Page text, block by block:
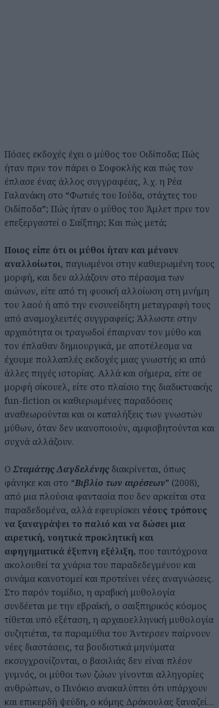
Πόσες εκδοχές έχει ο μύθος του Οιδίποδα; Πώς
ήταν πριν τον πάρει ο Σοφοκλής και πώς τον
έπλασε ένας άλλος συγγραφέας, λ.χ. η Ρέα
Γαλανάκη στο “Φωτιές του Ιούδα, στάχτες του
Οιδίποδα”; Πώς ήταν ο μύθος του Άμλετ πριν τον
επεξεργαστεί ο Σαίξπηρ; Και πώς μετά;
Ποιος είπε ότι οι μύθοι ήταν και μένουν
αναλλοίωτοι, παγιωμένοι στην καθιερωμένη τους
μορφή, και δεν αλλάζουν στο πέρασμα των
αιώνων, είτε από τη φυσική αλλοίωση στη μνήμη
του λαού ή από την ενσυνείδητη μεταγραφή τους
από αναμοχλευτές συγγραφείς; Άλλωστε στην
αρχαιότητα οι τραγωδοί έπαιρναν τον μύθο και
τον έπλαθαν δημιουργικά, με αποτέλεσμα να
έχουμε πολλαπλές εκδοχές μιας γνωστής κι από
άλλες πηγές ιστορίας. Αλλά και σήμερα, είτε σε
μορφή σίκουελ, είτε στο πλαίσιο της διαδικτυακής
fun-fiction οι καθιερωμένες παραδόσεις
αναθεωρούνται και οι καταλήξεις των γνωστών
μύθων, όταν δεν ικανοποιούν, αμφισβητούνται και
συχνά αλλάζουν.
Ο Σταμάτης Δαγδελένης διακρίνεται, όπως
φάνηκε και στο “Βιβλίο των αιρέσεων” (2008),
από μια πλούσια φαντασία που δεν αρκείται στα
παραδεδομένα, αλλά εφευρίσκει νέους τρόπους
να ξαναγράψει το παλιό και να δώσει μια
αιρετική, νοητικά προκλητική και
αφηγηματικά έξυπνη εξέλιξη, που ταυτόχρονα
ακολουθεί τα χνάρια του παραδεδεγμένου και
συνάμα καινοτομεί και προτείνει νέες αναγνώσεις.
Στο παρόν τομίδιο, η αραβική μυθολογία
συνδέεται με την εβραϊκή, ο σαιξπηρικός κόσμος
τίθεται υπό εξέταση, η αρχαιοελληνική μυθολογία
συζητιέται, τα παραμύθια του Άντερσεν παίρνουν
νέες διαστάσεις, τα βουδιστικά μηνύματα
εκσυγχρονίζονται, ο βασιλιάς δεν είναι πλέον
γυμνός, οι μύθοι των ζώων γίνονται αλληγορίες
ανθρώπων, ο Πινόκιο ανακαλύπτει ότι υπάρχουν
και επικερδή ψεύδη, ο κόμης Δράκουλας ξαναζεί…